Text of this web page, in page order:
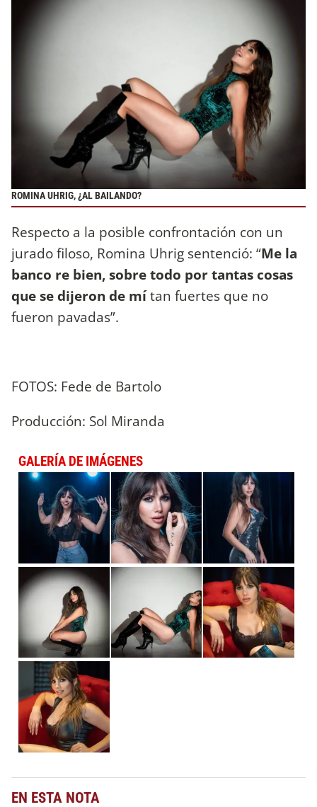
ROMINA UHRIG, ¿AL BAILANDO?
Respecto a la posible confrontación con un
jurado filoso, Romina Uhrig sentenció: “Me la
banco re bien, sobre todo por tantas cosas
que se dijeron de mítan fuertes que no
fueron pavadas”.
FOTOS: Fede de Bartolo
Producción: Sol Miranda
GALERÍA DE IMÁGENES
EN ESTA NOTA